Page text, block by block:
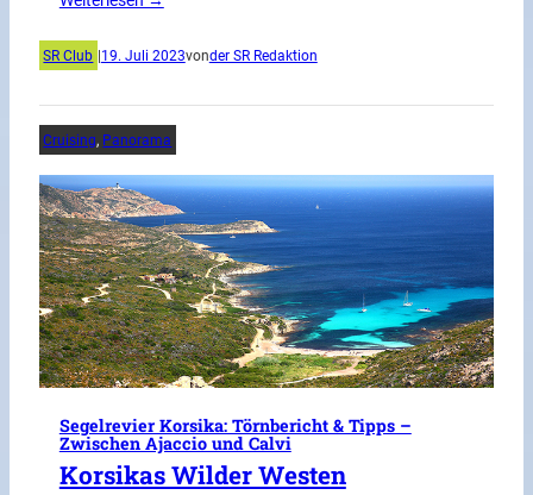
SR Club |19. Juli 2023vonder SR Redaktion
Cruising, Panorama
Segelrevier Korsika: Törnbericht & Tipps –
Zwischen Ajaccio und Calvi
Korsikas Wilder Westen